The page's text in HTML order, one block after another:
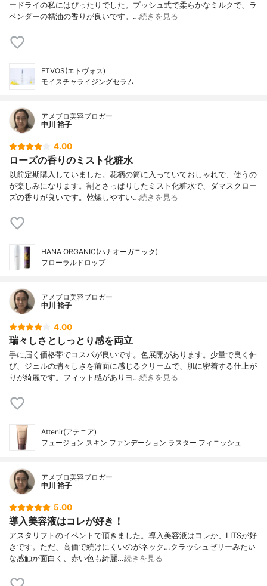
ードライの私にはぴったりでした。プッシュ式で柔らかなミルクで、ラ
ベンダーの精油の香りが良いです。…続きを見る
ETVOS(エトヴォス)
モイスチャライジングセラム
アメブロ美容ブロガー
中川 裕子
4.00
ローズの香りのミスト化粧水
以前定期購入していました。花柄の筒に入っていておしゃれで、使うの
が楽しみになります。割とさっぱりしたミスト化粧水で、ダマスクロー
ズの香りが良いです。乾燥しやすい…続きを見る
HANA ORGANIC(ハナオーガニック)
フローラルドロップ
アメブロ美容ブロガー
中川 裕子
4.00
瑞々しさとしっとり感を両立
手に届く価格帯でコスパが良いです。色展開があります。少量で良く伸
び、ジェルの瑞々しさを前面に感じるクリームで、肌に密着する仕上が
りが綺麗です。フィット感がありヨ…続きを見る
Attenir(アテニア)
フュージョン スキン ファンデーション ラスター フィニッシュ
アメブロ美容ブロガー
中川 裕子
5.00
導入美容液はコレが好き！
アスタリフトのイベントで頂きました。導入美容液はコレか、LITSが好
きです。ただ、高価で続けにくいのがネック…クラッシュゼリーみたい
な感触が面白く、赤い色も綺麗…続きを見る